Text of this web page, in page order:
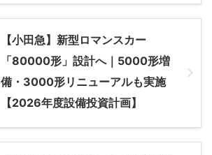
【小田急】新型ロマンスカー
「80000形」設計へ｜5000形増
備・3000形リニューアルも実施
【2026年度設備投資計画】